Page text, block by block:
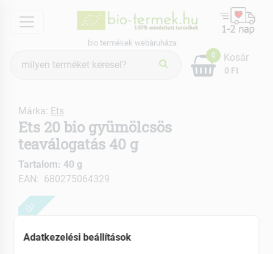
menu
bio termékek webáruháza
keresés
0
0 Ft
Kosár
ÚJ
Márka: Ets
Ets 20 bio gyümölcsös
teaválogatás 40 g
Tartalom: 40 g
EAN: 680275064329
Adatkezelési beállítások